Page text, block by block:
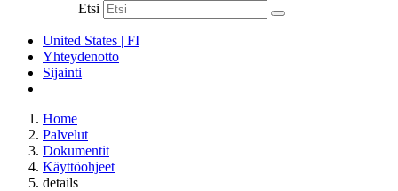
Etsi
United States | FI
Yhteydenotto
Sijainti
Home
Palvelut
Dokumentit
Käyttöohjeet
details